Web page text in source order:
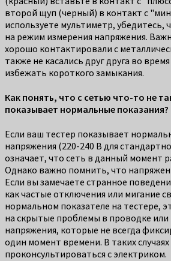
второй щуп (черный) в контакт с
используете мультиметр, убедитесь,
на режим измерения напряжения.
хорошо контактировали с
также не касались друг друга во
избежать короткого замыкания.
Как понять, что с сетью что-то не
показывает нормальные показания?
Если ваш тестер показывает
напряжения (220-240 В для
означает, что сеть в данный момент
Однако важно помнить, что
Если вы замечаете странное
как частые отключения или мигание
нормальном показателе на тестере,
на скрытые проблемы в проводке или
напряжения, которые не всегда
один момент времени. В таких
проконсультироваться с электриком.